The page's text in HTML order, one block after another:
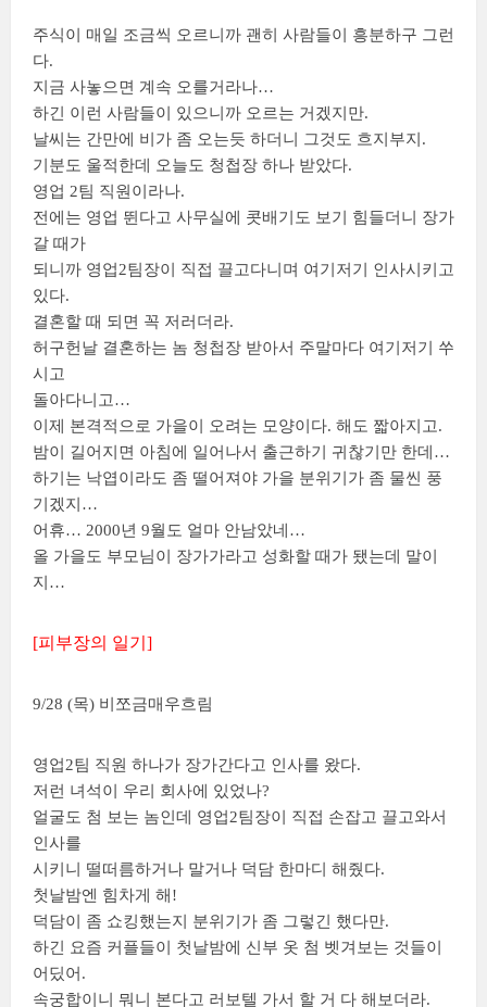
주식이 매일 조금씩 오르니까 괜히 사람들이 흥분하구 그런
다.
지금 사놓으면 계속 오를거라나…
하긴 이런 사람들이 있으니까 오르는 거겠지만.
날씨는 간만에 비가 좀 오는듯 하더니 그것도 흐지부지.
기분도 울적한데 오늘도 청첩장 하나 받았다.
영업 2팀 직원이라나.
전에는 영업 뛴다고 사무실에 콧배기도 보기 힘들더니 장가
갈 때가
되니까 영업2팀장이 직접 끌고다니며 여기저기 인사시키고
있다.
결혼할 때 되면 꼭 저러더라.
허구헌날 결혼하는 놈 청첩장 받아서 주말마다 여기저기 쑤
시고
돌아다니고…
이제 본격적으로 가을이 오려는 모양이다. 해도 짧아지고.
밤이 길어지면 아침에 일어나서 출근하기 귀찮기만 한데…
하기는 낙엽이라도 좀 떨어져야 가을 분위기가 좀 물씬 풍
기겠지…
어휴… 2000년 9월도 얼마 안남았네…
올 가을도 부모님이 장가가라고 성화할 때가 됐는데 말이
지…
[피부장의 일기]
9/28 (목) 비쪼금매우흐림
영업2팀 직원 하나가 장가간다고 인사를 왔다.
저런 녀석이 우리 회사에 있었나?
얼굴도 첨 보는 놈인데 영업2팀장이 직접 손잡고 끌고와서
인사를
시키니 떨떠름하거나 말거나 덕담 한마디 해줬다.
첫날밤엔 힘차게 해!
덕담이 좀 쇼킹했는지 분위기가 좀 그렇긴 했다만.
하긴 요즘 커플들이 첫날밤에 신부 옷 첨 벳겨보는 것들이
어딨어.
속궁합이니 뭐니 본다고 러보텔 가서 할 거 다 해보더라.